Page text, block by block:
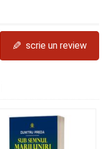
✎ scrie un review